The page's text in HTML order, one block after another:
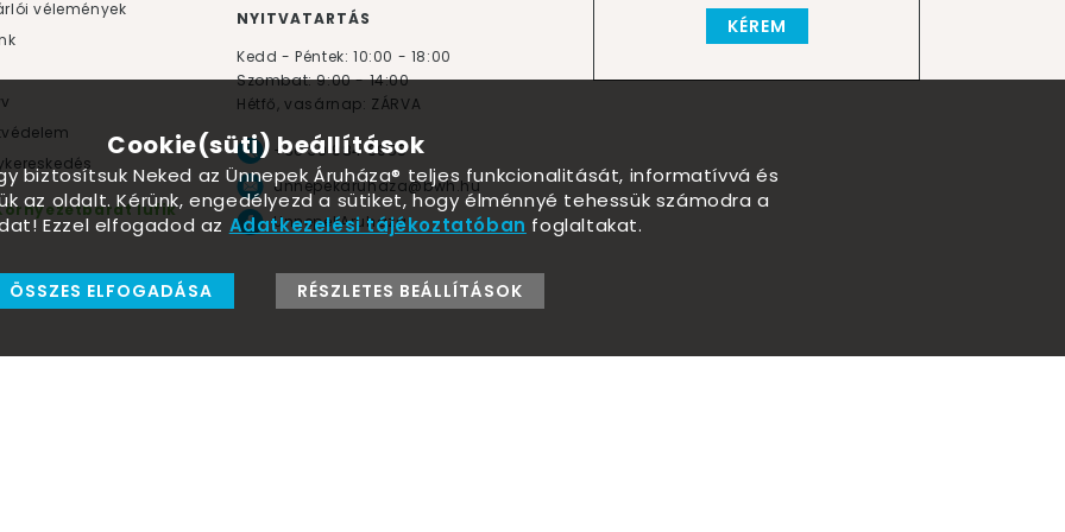
KÉREM
vélemények
lufik
NYITVATARTÁS
Kedd - Péntek: 10:00 - 18:00
Szombat: 9:00 - 14:00
Hétfő, vasárnap: ZÁRVA
+36 30 984 6955
unnepekaruhaza@bwh.hu
UnnepekAruhaza
Cookie(süti) beállítások
biztosítsuk Neked az Ünnepek Áruháza® teljes funkcionalitását, informatívvá és
az oldalt. Kérünk, engedélyezd a sütiket, hogy élménnyé tehessük számodra a
Ezzel elfogadod az Adatkezelési tájékoztatóban foglaltakat.
ÖSSZES ELFOGADÁSA RÉSZLETES BEÁLLÍTÁSOK